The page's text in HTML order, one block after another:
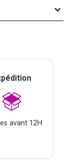
avant 12H